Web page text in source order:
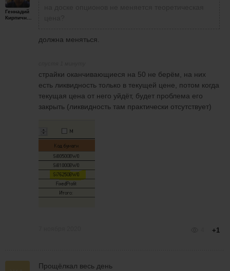
Геннадий
Кирпичников
должна меняться.
страйки оканчивающиеся на 50 не берём, на них
есть ликвидность только в текущей цене, потом когда
текущая цена от него уйдёт, будет проблема его
закрыть (ликвидность там практически отсутствует)
+1
Прощёлкал весь день